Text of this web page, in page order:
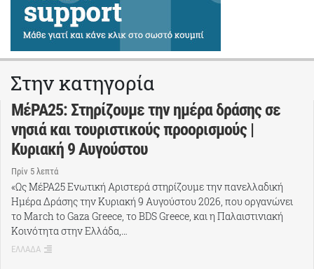
Στην κατηγορία
ΜέΡΑ25: Στηρίζουμε την ημέρα δράσης σε
νησιά και τουριστικούς προορισμούς |
Κυριακή 9 Αυγούστου
Πρίν 5 λεπτά
«Ως ΜέΡΑ25 Ενωτική Αριστερά στηρίζουμε την πανελλαδική
Ημέρα Δράσης την Κυριακή 9 Αυγούστου 2026, που οργανώνει
το March to Gaza Greece, το BDS Greece, και η Παλαιστινιακή
Κοινότητα στην Ελλάδα,…
ΕΛΛΑΔΑ